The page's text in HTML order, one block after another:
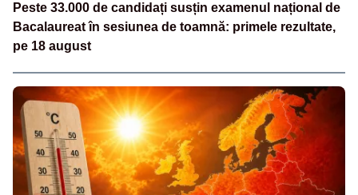
Peste 33.000 de candidați susțin examenul național de
Bacalaureat în sesiunea de toamnă: primele rezultate,
pe 18 august